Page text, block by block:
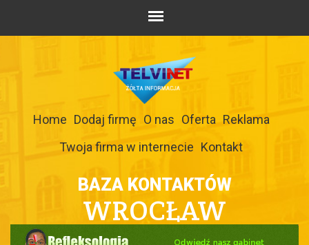
Home Dodaj firmę O nas Oferta Reklama
Twoja firma w internecie Kontakt
BAZA KONTAKTÓW
WROCŁAW